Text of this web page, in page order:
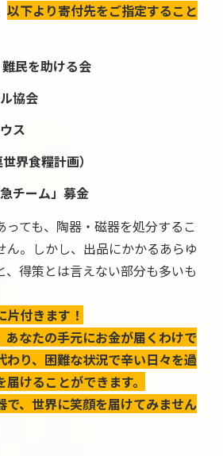
以下より寄付先をご指定すること
民を助ける会
協会
ス
界食糧計画）
チーム」募金
ても、陶器・磁器を処分するこ
ん。しかし、出品にかかるあらゆ
、得策とは言えない部分も多いも
付きます！
あなたの手元にお金が届くわけで
わり、困難な状況で辛い日々を過
けることができます。
で、世界に笑顔を届けてみません